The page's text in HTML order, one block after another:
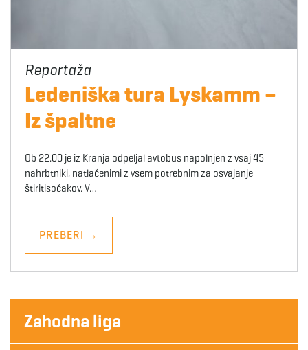
Ledeniška tura Lyskamm –
Iz špaltne
Ob 22.00 je iz Kranja odpeljal avtobus napolnjen z vsaj 45
nahrbtniki, natlačenimi z vsem potrebnim za osvajanje
štiritisočakov. V…
PREBERI →
Zahodna liga